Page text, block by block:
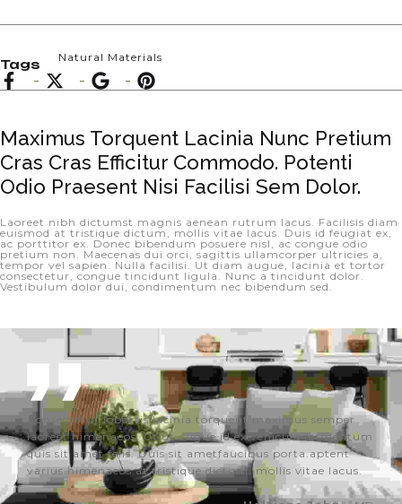
Tags Natural Materials
Maximus Torquent Lacinia Nunc Pretium
Cras Cras Efficitur Commodo. Potenti
Odio Praesent Nisi Facilisi Sem Dolor.
Laoreet nibh dictumst magnis aenean rutrum lacus. Facilisis diam
euismod at tristique dictum, mollis vitae lacus. Duis id feugiat ex,
ac porttitor ex. Donec bibendum posuere nisl, ac congue odio
pretium non. Maecenas dui orci, sagittis ullamcorper ultricies a,
tempor vel sapien. Nulla facilisi. Ut diam augue, lacinia et tortor
consectetur, congue tincidunt ligula. Nunc a tincidunt dolor.
Vestibulum dolor dui, condimentum nec bibendum sed.
Consectetur lobortis lacinia torquent maximus semper
laoreet himenaeos. Ut ut augue id ex vehicula fermentum
quis sit amet felis. Duis sit ametfaucibus porta.aptent
varius himenaeos.at tristique dictum, mollis vitae lacus.